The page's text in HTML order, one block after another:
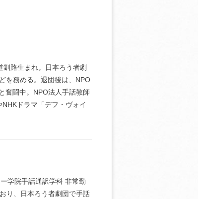
路生まれ。日本ろう者劇
を務める。退団後は、NPO
奮闘中。NPO法人手話教師
ドラマ「デフ・ヴォイ
学院手話通訳学科 非常勤
り、日本ろう者劇団で手話